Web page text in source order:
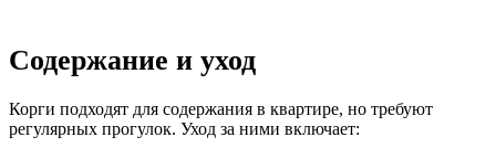
Содержание и уход
Корги подходят для содержания в квартире, но требуют
регулярных прогулок. Уход за ними включает: